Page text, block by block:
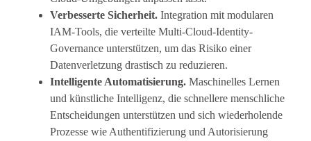
Verbesserte Sicherheit.Integration mit modularen
IAM-Tools, die verteilte Multi-Cloud-Identity-
Governance unterstützen, um das Risiko einer
Datenverletzung drastisch zu reduzieren.
Intelligente Automatisierung.Maschinelles Lernen
und künstliche Intelligenz, die schnellere menschliche
Entscheidungen unterstützen und sich wiederholende
Prozesse wie Authentifizierung und Autorisierung